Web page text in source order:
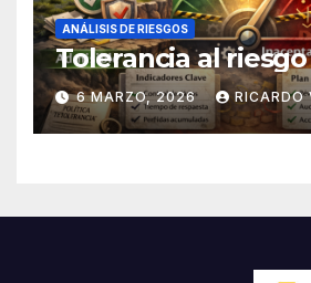
ANÁLISIS DE RIESGOS
Tolerancia al riesgo
6 MARZO, 2026 RICARDO